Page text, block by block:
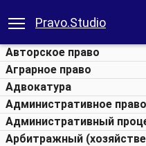
Pravo.Studio
Авторское право
Аграрное право
Адвокатура
Административное право
Административный
Арбитражный